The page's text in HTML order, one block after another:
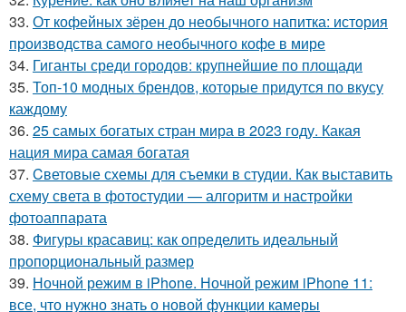
33. От кофейных зёрен до необычного напитка: история
производства самого необычного кофе в мире
34. Гиганты среди городов: крупнейшие по площади
35. Топ-10 модных брендов, которые придутся по вкусу
каждому
36. 25 самых богатых стран мира в 2023 году. Какая
нация мира самая богатая
37. Cветовые схемы для съемки в студии. Как выставить
схему света в фотостудии — алгоритм и настройки
фотоаппарата
38. Фигуры красавиц: как определить идеальный
пропорциональный размер
39. Ночной режим в iPhone. Ночной режим iPhone 11:
все, что нужно знать о новой функции камеры